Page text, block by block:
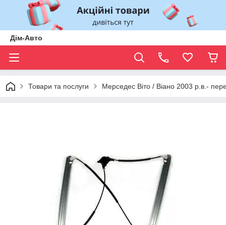
Дім-Авто
Товари та послуги Мерседес Віто / Віано 2003 р.в.-